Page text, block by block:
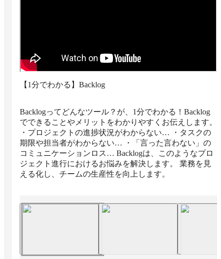
【1分でわかる】Backlog
Backlogってどんなツール？が、1分でわかる！Backlog
でできることやメリットをわかりやすくお伝えします。
・プロジェクトの進捗状況がわからない… ・タスクの
期限や担当者がわからない… ・「言った言わない」の
コミュニケーションロス… Backlogは、このようなプロ
ジェクト進行におけるお悩みを解決します。 業務を見
える化し、チームの生産性を向上します。